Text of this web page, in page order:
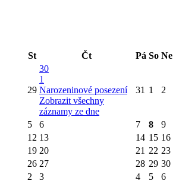
St Čt Pá So Ne
29
30
1
Narozeninové posezení
Zobrazit všechny
záznamy ze dne
31 1 2
5 6 7 8
9
12 13 14 15 16
19 20 21 22 23
26 27 28 29 30
2 3 4 5 6